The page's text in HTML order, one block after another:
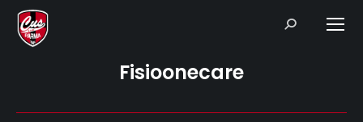
Search:
Fisioonecare